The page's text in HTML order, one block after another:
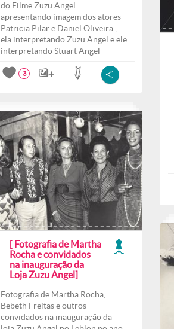
do Filme Zuzu Angel
apresentando imagem dos atores
Patricia Pilar e Daniel Oliveira ,
ela interpretando Zuzu Angel e ele
interpretando Stuart Angel
3
[ Fotografia de Martha
Rocha e convidados
na inauguração da
Loja Zuzu Angel]
Fotografia de Martha Rocha,
Bebeth Freitas e outros
convidados na inauguração da